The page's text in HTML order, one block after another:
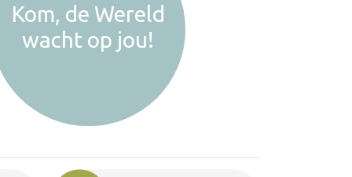
Kom, de Wereld
wacht op jou!